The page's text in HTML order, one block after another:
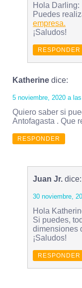
Hola Darling:
Puedes
empresa.
¡Saludos!
RESPONDER
Katherine dice:
5 noviembre, 2020 a
Quiero saber si
Antofagasta . Que
RESPONDER
Juan Jr. dice:
30 noviembre,
Hola
Si puedes,
dimensiones
¡Saludos!
RESPONDER